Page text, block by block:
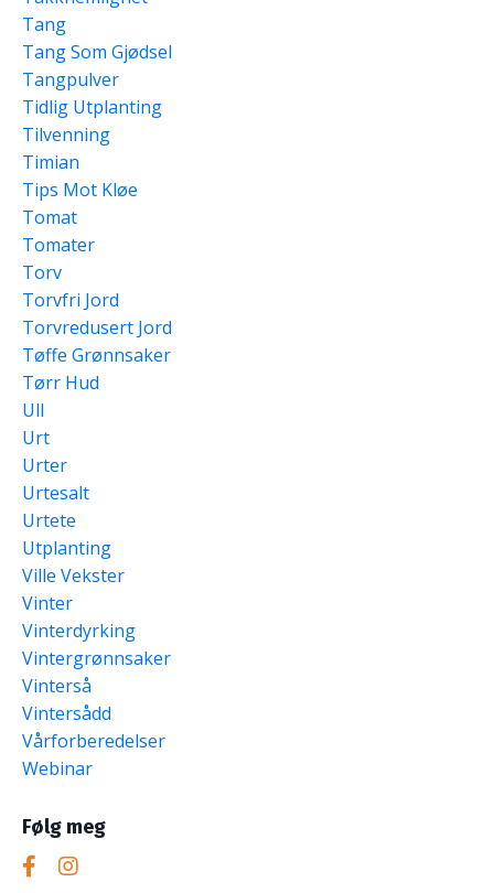
Tang
Tang Som Gjødsel
Tangpulver
Tidlig Utplanting
Tilvenning
Timian
Tips Mot Kløe
Tomat
Tomater
Torv
Torvfri Jord
Torvredusert Jord
Tøffe Grønnsaker
Tørr Hud
Ull
Urt
Urter
Urtesalt
Urtete
Utplanting
Ville Vekster
Vinter
Vinterdyrking
Vintergrønnsaker
Vinterså
Vintersådd
Vårforberedelser
Webinar
Følg meg